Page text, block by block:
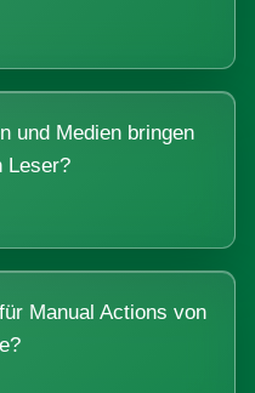
und Medien bringen
Leser?
Manual Actions von